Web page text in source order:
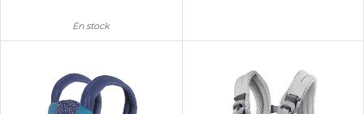
En stock